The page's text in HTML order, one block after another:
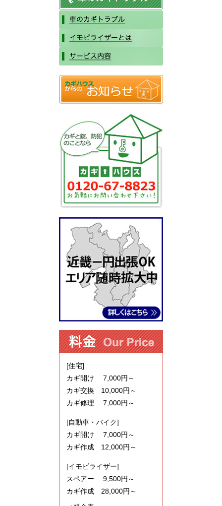
[住宅]
カギ開け 7,000円～
カギ交換 10,000円～
カギ修理 7,000円～
[自動車・バイク]
カギ開け 7,000円～
カギ作成 12,000円～
[イモビライザー]
スペアー 9,500円～
カギ作成 28,000円～